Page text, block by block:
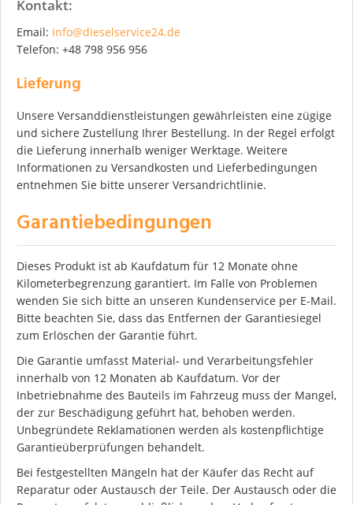
Kontakt:
Email: info@dieselservice24.de
Telefon: +48 798 956 956
Lieferung
Unsere Versanddienstleistungen gewährleisten eine zügige
und sichere Zustellung Ihrer Bestellung. In der Regel erfolgt
die Lieferung innerhalb weniger Werktage. Weitere
Informationen zu Versandkosten und Lieferbedingungen
entnehmen Sie bitte unserer Versandrichtlinie.
Garantiebedingungen
Dieses Produkt ist ab Kaufdatum für 12 Monate ohne
Kilometerbegrenzung garantiert. Im Falle von Problemen
wenden Sie sich bitte an unseren Kundenservice per E-Mail.
Bitte beachten Sie, dass das Entfernen der Garantiesiegel
zum Erlöschen der Garantie führt.
Die Garantie umfasst Material- und Verarbeitungsfehler
innerhalb von 12 Monaten ab Kaufdatum. Vor der
Inbetriebnahme des Bauteils im Fahrzeug muss der Mangel,
der zur Beschädigung geführt hat, behoben werden.
Unbegründete Reklamationen werden als kostenpflichtige
Garantieüberprüfungen behandelt.
Bei festgestellten Mängeln hat der Käufer das Recht auf
Reparatur oder Austausch der Teile. Der Austausch oder die